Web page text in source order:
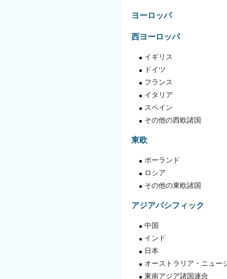
ヨーロッパ
西ヨーロッパ
イギリス
ドイツ
フランス
イタリア
スペイン
その他の西欧諸国
東欧
ポーランド
ロシア
その他の東欧諸国
アジアパシフィック
中国
インド
日本
オーストラリア・ニュー
東南アジア諸国連合